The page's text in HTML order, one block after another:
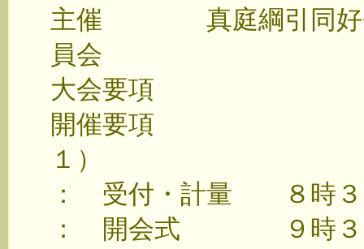
主催 真庭綱引同好会
員会
大会要項
開催要項
１）
： 受付・計量 ８時３
： 開会式 ９時３